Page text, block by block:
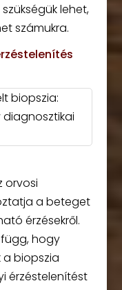
lehet,
számukra.
biopszia:
orvosi
a beteget
érzésekről.
hogy
a biopszia
érzéstelenítést